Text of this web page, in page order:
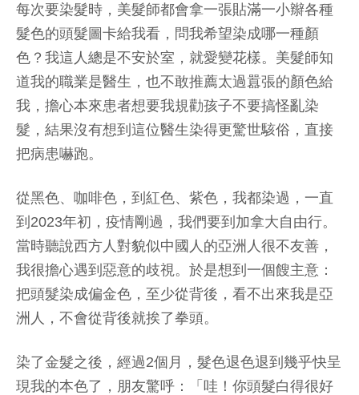
每次要染髮時，美髮師都會拿一張貼滿一小辮各種
髮色的頭髮圖卡給我看，問我希望染成哪一種顏
色？我這人總是不安於室，就愛變花樣。美髮師知
道我的職業是醫生，也不敢推薦太過囂張的顏色給
我，擔心本來患者想要我規勸孩子不要搞怪亂染
髮，結果沒有想到這位醫生染得更驚世駭俗，直接
把病患嚇跑。
從黑色、咖啡色，到紅色、紫色，我都染過，一直
到2023年初，疫情剛過，我們要到加拿大自由行。
當時聽說西方人對貌似中國人的亞洲人很不友善，
我很擔心遇到惡意的歧視。於是想到一個餿主意：
把頭髮染成偏金色，至少從背後，看不出來我是亞
洲人，不會從背後就挨了拳頭。
染了金髮之後，經過2個月，髮色退色退到幾乎快呈
現我的本色了，朋友驚呼：「哇！你頭髮白得很好